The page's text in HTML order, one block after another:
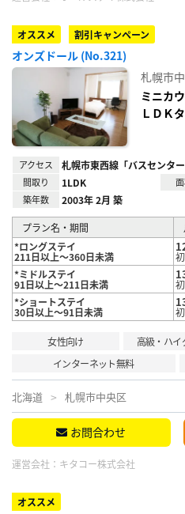
オススメ 割引キャンペーン
オンズドール (No.321)
札幌市
ミニカ
ＬＤＫ
アクセス 札幌市東西線「バスセンタ
間取り 1LDK
築年数 2003年 2月 築
プラン名・期間
*ロングステイ
211日以上～360日未満
*ミドルステイ
91日以上～211日未満
*ショートステイ
30日以上～91日未満
女性向け 高級・ハイ
インターネット無料
北海道 札幌市中央区
お問合わせ
運営会社： キタコー株式会社
オススメ